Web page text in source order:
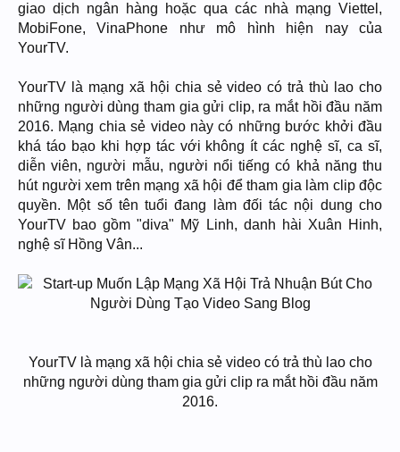
giao dịch ngân hàng hoặc qua các nhà mạng Viettel,
MobiFone, VinaPhone như mô hình hiện nay của
YourTV.
YourTV là mạng xã hội chia sẻ video có trả thù lao cho
những người dùng tham gia gửi clip, ra mắt hồi đầu năm
2016. Mạng chia sẻ video này có những bước khởi đầu
khá táo bạo khi hợp tác với không ít các nghệ sĩ, ca sĩ,
diễn viên, người mẫu, người nổi tiếng có khả năng thu
hút người xem trên mạng xã hội để tham gia làm clip độc
quyền. Một số tên tuổi đang làm đối tác nội dung cho
YourTV bao gồm "diva" Mỹ Linh, danh hài Xuân Hinh,
nghệ sĩ Hồng Vân...
YourTV là mạng xã hội chia sẻ video có trả thù lao cho
những người dùng tham gia gửi clip ra mắt hồi đầu năm
2016.